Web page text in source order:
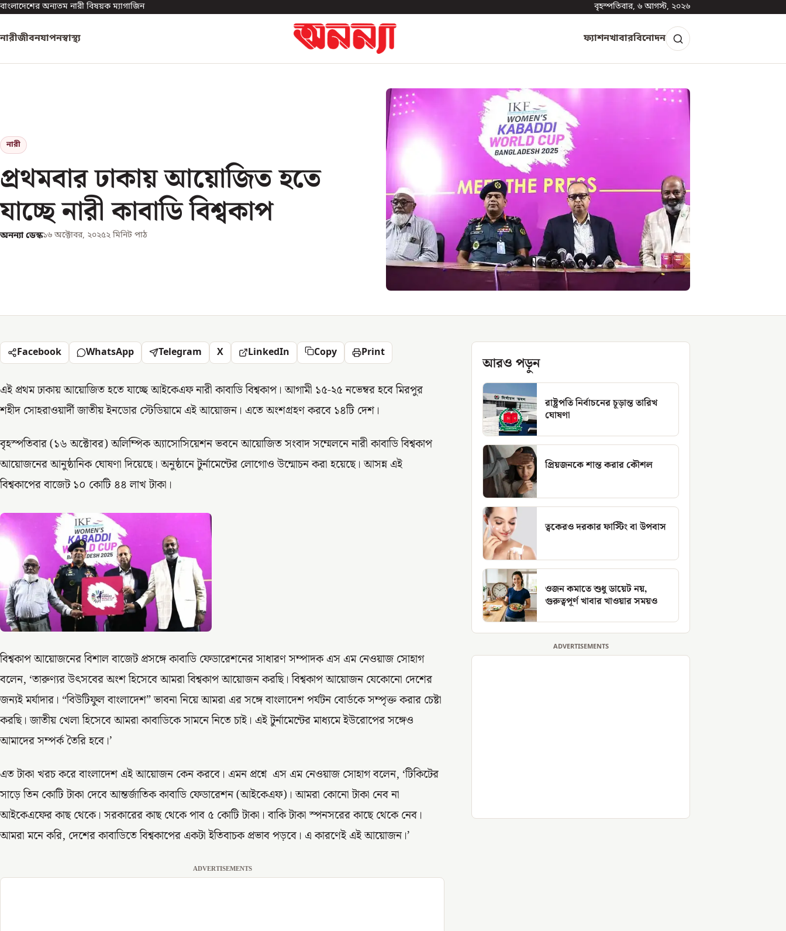
বাংলাদেশের অন্যতম নারী বিষয়ক ম্যাগাজিন বৃহস্পতিবার, ৬ আগস্ট, ২০২৬
নারীজীবনযাপনস্বাস্থ্য ফ্যাশনখাবারবিনোদন
নারী
প্রথমবার ঢাকায় আয়োজিত হতে
যাচ্ছে নারী কাবাডি বিশ্বকাপ
অনন্যা ডেস্ক১৬ অক্টোবর, ২০২৫২ মিনিট পাঠ
Facebook WhatsApp Telegram X LinkedIn Copy Print
এই প্রথম ঢাকায় আয়োজিত হতে যাচ্ছে আইকেএফ নারী কাবাডি বিশ্বকাপ। আগামী ১৫-২৫ নভেম্বর হবে মিরপুর
শহীদ সোহরাওয়ার্দী জাতীয় ইনডোর স্টেডিয়ামে এই আয়োজন। এতে অংশগ্রহণ করবে ১৪টি দেশ।
বৃহস্পতিবার (১৬ অক্টোবর) অলিম্পিক অ্যাসোসিয়েশন ভবনে আয়োজিত সংবাদ সম্মেলনে নারী কাবাডি বিশ্বকাপ
আয়োজনের আনুষ্ঠানিক ঘোষণা দিয়েছে। অনুষ্ঠানে টুর্নামেন্টের লোগোও উন্মোচন করা হয়েছে। আসন্ন এই
বিশ্বকাপের বাজেট ১০ কোটি ৪৪ লাখ টাকা।
বিশ্বকাপ আয়োজনের বিশাল বাজেট প্রসঙ্গে কাবাডি ফেডারেশনের সাধারণ সম্পাদক এস এম নেওয়াজ সোহাগ
বলেন, ‘তারুণ্যর উৎসবের অংশ হিসেবে আমরা বিশ্বকাপ আয়োজন করছি। বিশ্বকাপ আয়োজন যেকোনো দেশের
জন্যই মর্যাদার। “বিউটিফুল বাংলাদেশ” ভাবনা নিয়ে আমরা এর সঙ্গে বাংলাদেশ পর্যটন বোর্ডকে সম্পৃক্ত করার চেষ্টা
করছি। জাতীয় খেলা হিসেবে আমরা কাবাডিকে সামনে নিতে চাই। এই টুর্নামেন্টের মাধ্যমে ইউরোপের সঙ্গেও
আমাদের সম্পর্ক তৈরি হবে।’
এত টাকা খরচ করে বাংলাদেশ এই আয়োজন কেন করবে। এমন প্রশ্নে এস এম নেওয়াজ সোহাগ বলেন, ‘টিকিটের
সাড়ে তিন কোটি টাকা দেবে আন্তর্জাতিক কাবাডি ফেডারেশন (আইকেএফ)। আমরা কোনো টাকা নেব না
আইকেএফের কাছ থেকে। সরকারের কাছ থেকে পাব ৫ কোটি টাকা। বাকি টাকা স্পনসরের কাছে থেকে নেব।
আমরা মনে করি, দেশের কাবাডিতে বিশ্বকাপের একটা ইতিবাচক প্রভাব পড়বে। এ কারণেই এই আয়োজন।’
ADVERTISEMENTS
আরও পড়ুন
রাষ্ট্রপতি নির্বাচনের চূড়ান্ত তারিখ
ঘোষণা
প্রিয়জনকে শান্ত করার কৌশল
ত্বকেরও দরকার ফাস্টিং বা উপবাস
ওজন কমাতে শুধু ডায়েট নয়,
গুরুত্বপূর্ণ খাবার খাওয়ার সময়ও
ADVERTISEMENTS